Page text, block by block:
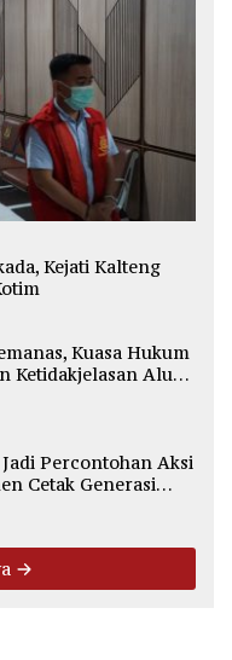
Kejati Kalteng
Kuasa Hukum
Ketidakjelasan Alur
Percontohan Aksi
Cetak Generasi